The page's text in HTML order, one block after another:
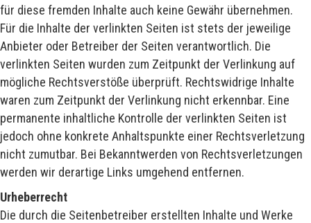
für diese fremden Inhalte auch keine Gewähr übernehmen.
Für die Inhalte der verlinkten Seiten ist stets der jeweilige
Anbieter oder Betreiber der Seiten verantwortlich. Die
verlinkten Seiten wurden zum Zeitpunkt der Verlinkung auf
mögliche Rechtsverstöße überprüft. Rechtswidrige Inhalte
waren zum Zeitpunkt der Verlinkung nicht erkennbar. Eine
permanente inhaltliche Kontrolle der verlinkten Seiten ist
jedoch ohne konkrete Anhaltspunkte einer Rechtsverletzung
nicht zumutbar. Bei Bekanntwerden von Rechtsverletzungen
werden wir derartige Links umgehend entfernen.
Urheberrecht
Die durch die Seitenbetreiber erstellten Inhalte und Werke